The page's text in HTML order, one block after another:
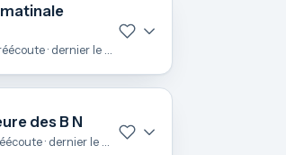
190 épisodes en réécoute · dernier le 25 juin
des B N